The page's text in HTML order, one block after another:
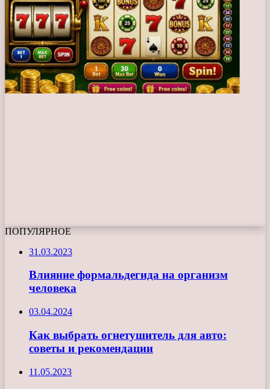
ПОПУЛЯРНОЕ
31.03.2023
Влияние формальдегида на организм
человека
03.04.2024
Как выбрать огнетушитель для авто:
советы и рекомендации
11.05.2023